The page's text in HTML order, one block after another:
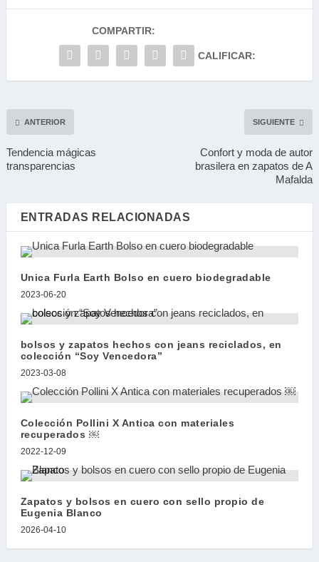
COMPARTIR:
CALIFICAR:
ANTERIOR
Tendencia mágicas
transparencias
SIGUIENTE
Confort y moda de autor
brasilera en zapatos de A
Mafalda
ENTRADAS RELACIONADAS
Unica Furla Earth Bolso en cuero biodegradable
2023-06-20
bolsos y zapatos hechos con jeans reciclados, en
colección “Soy Vencedora”
2023-03-08
Colección Pollini X Antica con materiales
recuperados ￼
2022-12-09
Zapatos y bolsos en cuero con sello propio de
Eugenia Blanco
2026-04-10